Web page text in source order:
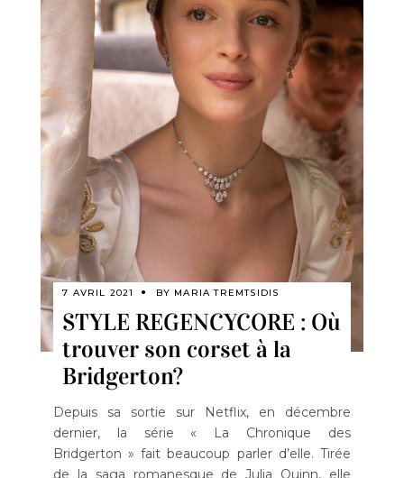
7 AVRIL 2021 BY MARIA TREMTSIDIS
STYLE REGENCYCORE : Où
trouver son corset à la
Bridgerton?
Depuis sa sortie sur Netflix, en décembre
dernier, la série « La Chronique des
Bridgerton » fait beaucoup parler d’elle. Tirée
de la saga romanesque de Julia Quinn, elle